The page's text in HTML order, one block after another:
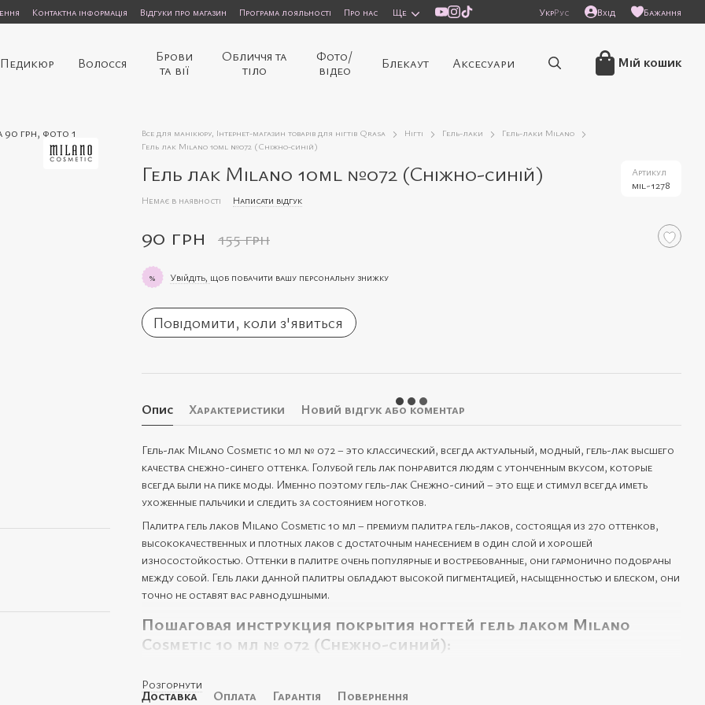
Контактна інформація Відгуки про магазин Програма лояльності Про нас Ще УкрРус Вхід Бажання
Педикюр Волосся
Брови
та вії
Обличчя та
тіло
Фото/
відео
Блекаут Аксесуари Мій кошик
Все для манікюру, Інтернет-магазин товарів для нігтів Qrasa Нігті Гель-лаки
Гель-лаки Milano
Гель лак Milano 10ml №072 (Сніжно-синій)
Гель лак Milano 10ml №072 (Сніжно-синій) Артикул
mil-1278
Немає в наявності Написати відгук
90 грн 155 грн
% Увійдіть, щоб побачити вашу персональну знижку
Повідомити, коли з'явиться
Опис Характеристики Новий відгук або коментар
Гель-лак Milano Cosmetic 10 мл № 072 – это классический, всегда актуальный, модный, гель-лак высшего
качества снежно-синего оттенка. Голубой гель лак понравится людям с утонченным вкусом, которые
всегда были на пике моды. Именно поэтому гель-лак Снежно-синий – это еще и стимул всегда иметь
ухоженные пальчики и следить за состоянием ноготков.
Палитра гель лаков Milano Cosmetic 10 мл – премиум палитра гель-лаков, состоящая из 270 оттенков,
высококачественных и плотных лаков с достаточным нанесением в один слой и хорошей
износостойкостью. Оттенки в палитре очень популярные и востребованные, они гармонично подобраны
между собой. Гель лаки данной палитры обладают высокой пигментацией, насыщенностью и блеском, они
точно не оставят вас равнодушными.
Пошаговая инструкция покрытия ногтей гель лаком Milano
Cosmetic 10 мл № 072 (Снежно-синий):
Удалить кутикулу ножницами или специальной жидкостью;
Розгорнути
Доставка Оплата Гарантія Повернення